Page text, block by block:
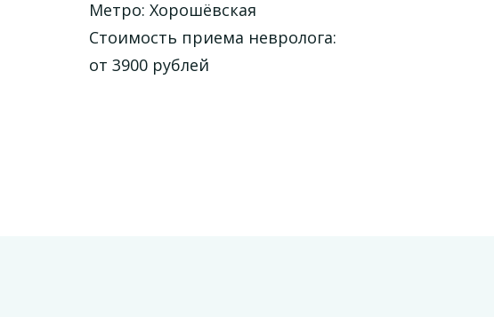
Метро: Хорошёвская
Стоимость приема невролога:
от 3900 рублей